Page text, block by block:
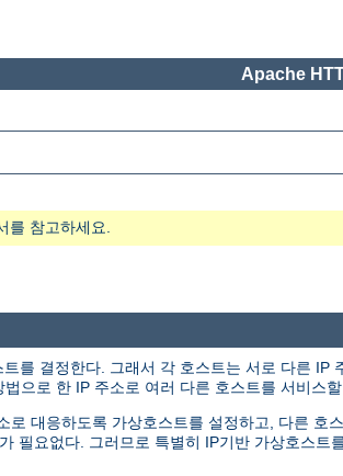
Apache
를 참고하세요.
를 결정한다. 그래서 각 호스트는 서로 다른 IP
으로 한 IP 주소로 여러 다른 호스트를 서비스할
대응하도록 가상호스트를 설정하고, 다른 호
필요없다. 그러므로 특별히 IP기반 가상호스트